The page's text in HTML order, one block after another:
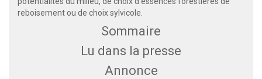
reboisement ou de choix sylvicole.
Sommaire
Lu dans la presse
Annonce